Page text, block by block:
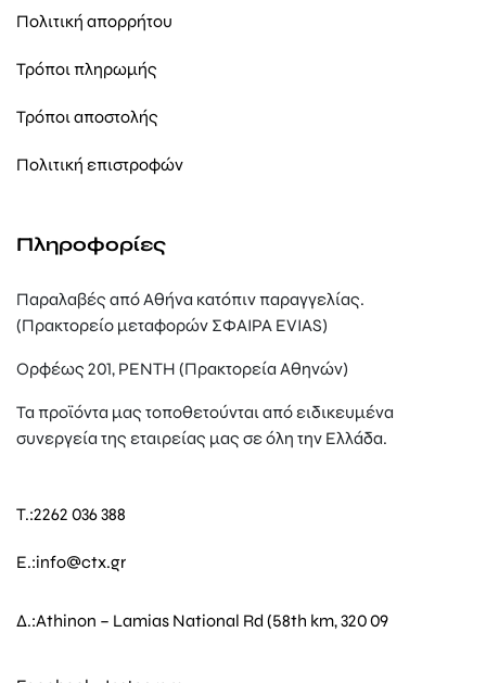
Πολιτική απορρήτου
Τρόποι πληρωμής
Τρόποι αποστολής
Πολιτική επιστροφών
Πληροφορίες
Παραλαβές από Αθήνα κατόπιν παραγγελίας.
(Πρακτορείο μεταφορών ΣΦΑΙΡΑ EVIAS)
Ορφέως 201, ΡΕΝΤΗ (Πρακτορεία Αθηνών)
Τα προϊόντα μας τοποθετούνται από ειδικευμένα
συνεργεία της εταιρείας μας σε όλη την Ελλάδα.
T.:2262 036 388
E.:info@ctx.gr
Δ.:Athinon – Lamias National Rd (58th km, 320 09